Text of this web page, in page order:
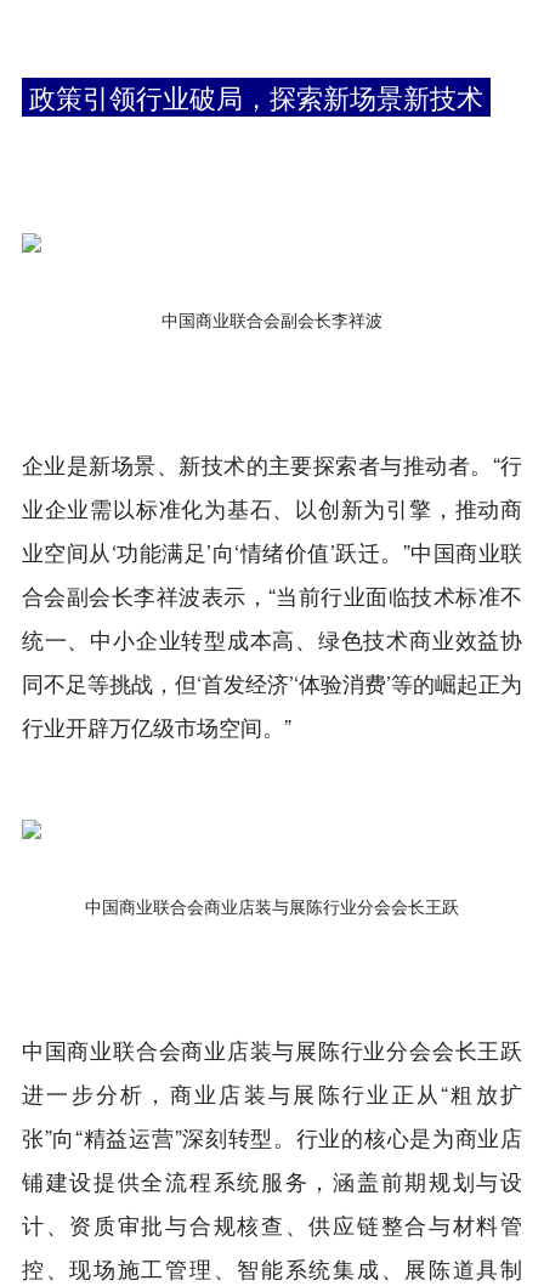
政策引领行业破局，探索新场景新技术
中国商业联合会副会长李祥波
企业是新场景、新技术的主要探索者与推动者。“行
业企业需以标准化为基石、以创新为引擎，推动商
业空间从‘功能满足’向‘情绪价值’跃迁。”中国商业联
合会副会长李祥波表示，“当前行业面临技术标准不
统一、中小企业转型成本高、绿色技术商业效益协
同不足等挑战，但‘首发经济’‘体验消费’等的崛起正为
行业开辟万亿级市场空间。”
中国商业联合会商业店装与展陈行业分会会长王跃
中国商业联合会商业店装与展陈行业分会会长王跃
进一步分析，商业店装与展陈行业正从“粗放扩
张”向“精益运营”深刻转型。行业的核心是为商业店
铺建设提供全流程系统服务，涵盖前期规划与设
计、资质审批与合规核查、供应链整合与材料管
控、现场施工管理、智能系统集成、展陈道具制